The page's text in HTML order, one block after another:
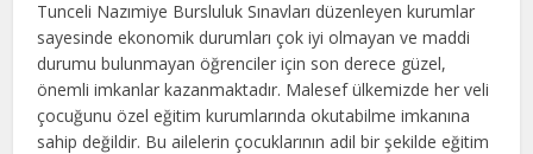
boş
bırakılmalıdır
Tunceli Nazımiye Bursluluk Sınavları düzenleyen kurumlar
sayesinde ekonomik durumları çok iyi olmayan ve maddi
durumu bulunmayan öğrenciler için son derece güzel,
önemli imkanlar kazanmaktadır. Malesef ülkemizde her veli
çocuğunu özel eğitim kurumlarında okutabilme imkanına
sahip değildir. Bu ailelerin çocuklarının adil bir şekilde eğitim